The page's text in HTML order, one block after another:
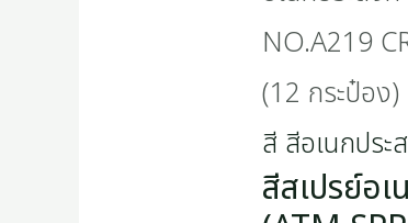
NO.A219
(12 กระป๋อง)
สี สีอเนกประ
สีสเปรย์อ